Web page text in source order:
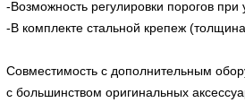
-Возможность регулировки порогов при
-В комплекте стальной крепеж
Совместимость с дополнительным
с большинством оригинальных